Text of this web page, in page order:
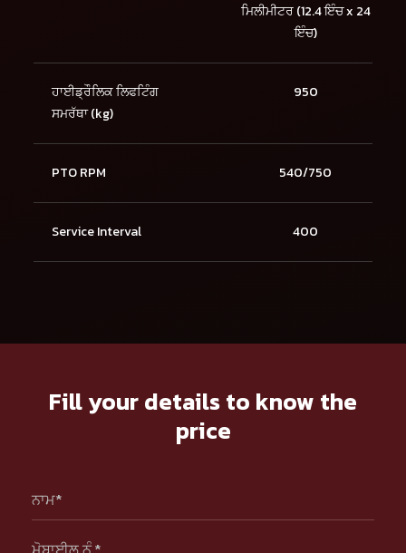
ਮਿਲੀਮੀਟਰ (12.4 ਇੰਚ x 24
ਇੰਚ)
ਹਾਈਡ੍ਰੌਲਿਕ ਲਿਫਟਿੰਗ
ਸਮਰੱਥਾ (kg)
950
PTO RPM 540/750
Service Interval 400
Fill your details to know the
price
ਨਾਮ*